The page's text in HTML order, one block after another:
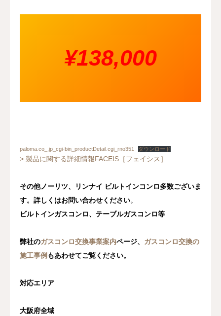
¥138,000
paloma.co_.jp_cgi-bin_productDetail.cgi_rno351 ダウンロード
> 製品に関する詳細情報FACEIS［フェイシス］
その他ノーリツ、リンナイ ビルトインコンロ多数ございま
す。詳しくはお問い合わせください。
ビルトインガスコンロ、テーブルガスコンロ等
弊社のガスコンロ交換事業案内ページ、 ガスコンロ交換の
施工事例 もあわせてご覧ください。
対応エリア
大阪府全域